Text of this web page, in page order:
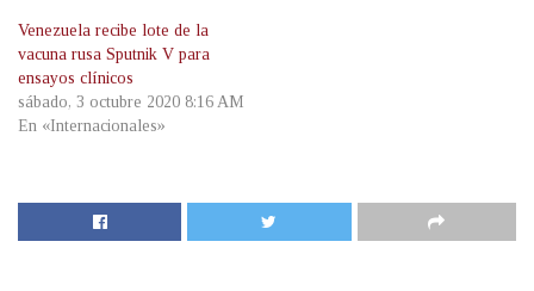
Venezuela recibe lote de la
vacuna rusa Sputnik V para
ensayos clínicos
sábado, 3 octubre 2020 8:16 AM
En «Internacionales»